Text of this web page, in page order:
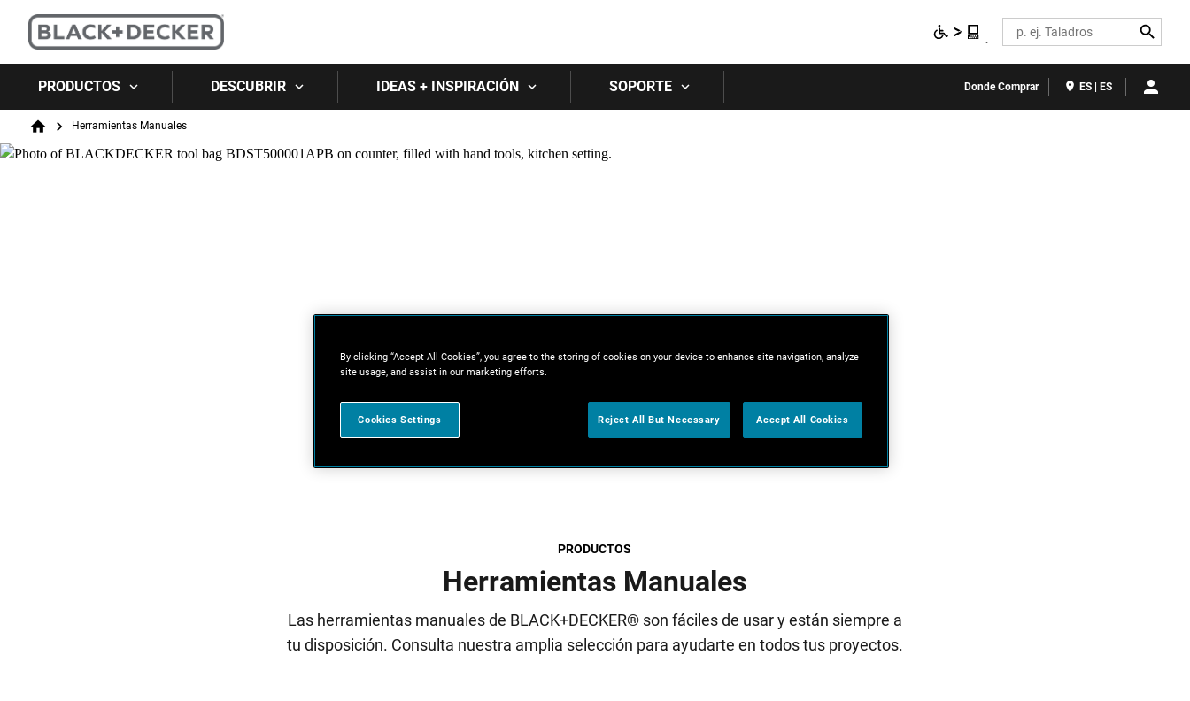
Search
PRODUCTOS DESCUBRIR IDEAS + INSPIRACIÓN SOPORTE Donde Comprar ES | ES
Breadcrumb
HomeHerramientas Manuales
PRODUCTOS
Herramientas Manuales
Las herramientas manuales de BLACK+DECKER® son fáciles de usar y están siempre a
tu disposición. Consulta nuestra amplia selección para ayudarte en todos tus proyectos.
By clicking “Accept All Cookies”, you agree to the storing of cookies on your device to enhance site navigation, analyze
site usage, and assist in our marketing efforts.
Cookies Settings Reject All But Necessary Accept All Cookies